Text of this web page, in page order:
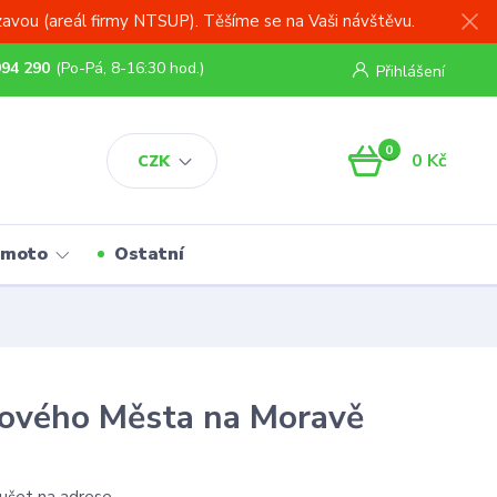
(areál firmy NTSUP). Těšíme se na Vaši návštěvu.
CZK
Přihlášení
290 (Po-Pá, 8-16:30 hod.)
0 0 Kč
Ostatní
Města na Moravě